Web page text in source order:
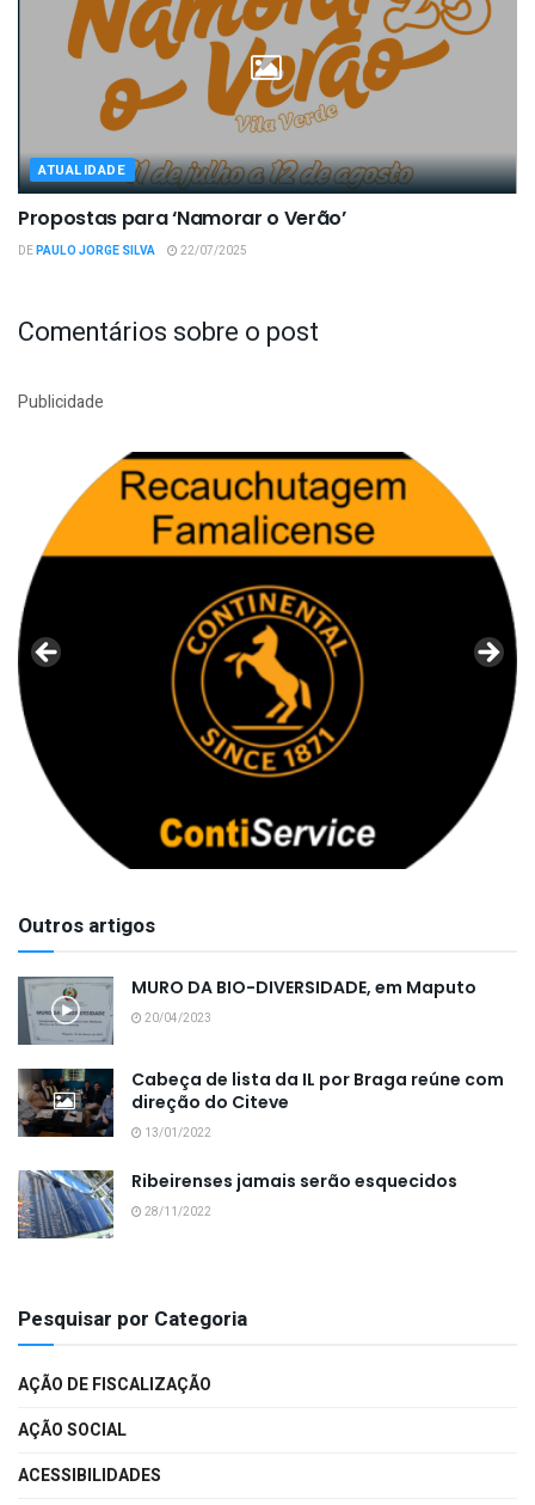
ATUALIDADE
Propostas para ‘Namorar o Verão’
DEPAULO JORGE SILVA 22/07/2025
Comentários sobre o post
Publicidade
Outros artigos
MURO DA BIO-DIVERSIDADE, em Maputo
20/04/2023
Cabeça de lista da IL por Braga reúne com
direção do Citeve
13/01/2022
Ribeirenses jamais serão esquecidos
28/11/2022
Pesquisar por Categoria
AÇÃO DE FISCALIZAÇÃO
AÇÃO SOCIAL
ACESSIBILIDADES